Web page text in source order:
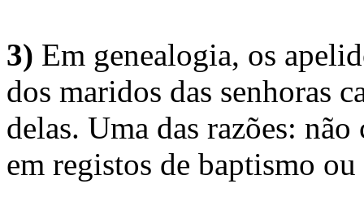
3) Em genealogia, os
dos maridos das senhoras
delas. Uma das razões:
em registos de baptismo